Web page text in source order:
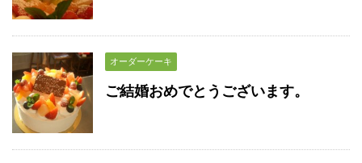
オーダーケーキ
ご結婚おめでとうございます。